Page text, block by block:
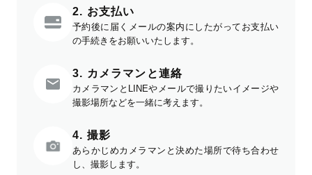
2. お支払い
予約後に届くメールの案内にしたがってお支払い
の手続きをお願いいたします。
3. カメラマンと連絡
カメラマンとLINEやメールで撮りたいイメージや
撮影場所などを一緒に考えます。
4. 撮影
あらかじめカメラマンと決めた場所で待ち合わせ
し、撮影します。